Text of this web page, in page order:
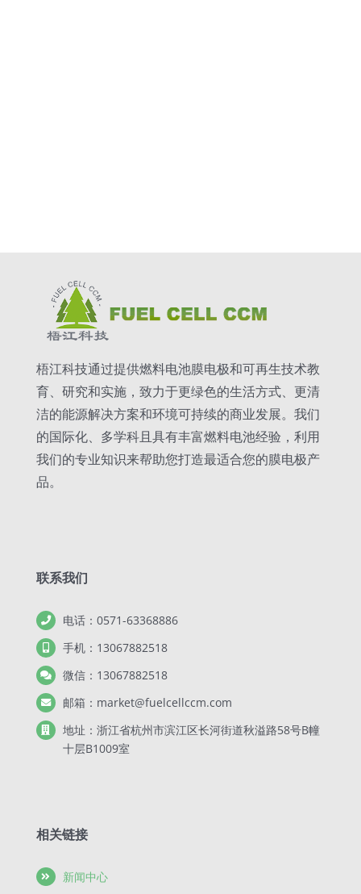
梧江科技通过提供燃料电池膜电极和可再生技术教
育、研究和实施，致力于更绿色的生活方式、更清
洁的能源解决方案和环境可持续的商业发展。我们
的国际化、多学科且具有丰富燃料电池经验，利用
我们的专业知识来帮助您打造最适合您的膜电极产
品。
联系我们
电话：0571-63368886
手机：13067882518
微信：13067882518
邮箱：market@fuelcellccm.com
地址：浙江省杭州市滨江区长河街道秋溢路58号B幢
十层B1009室
相关链接
新闻中心